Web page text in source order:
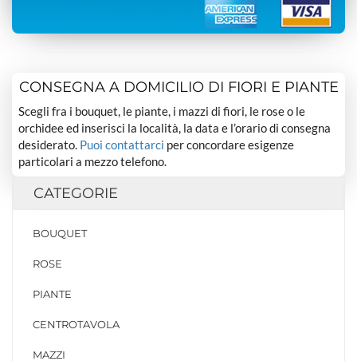
CONSEGNA A DOMICILIO DI FIORI E PIANTE
Scegli fra i bouquet, le piante, i mazzi di fiori, le rose o le
orchidee ed inserisci la località, la data e l’orario di consegna
desiderato. Puoi contattarci per concordare esigenze
particolari a mezzo telefono.
CATEGORIE
BOUQUET
ROSE
PIANTE
CENTROTAVOLA
MAZZI